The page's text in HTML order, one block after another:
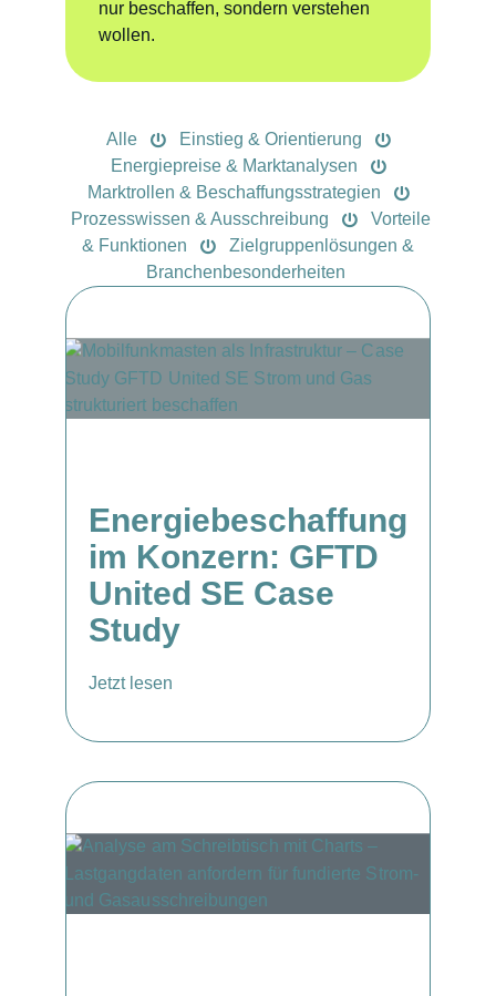
nur beschaffen, sondern verstehen
wollen.
Alle
Einstieg & Orientierung
Energiepreise & Marktanalysen
Marktrollen & Beschaffungsstrategien
Prozesswissen & Ausschreibung
Vorteile
& Funktionen
Zielgruppenlösungen &
Branchenbesonderheiten
Energiebeschaffung
im Konzern: GFTD
United SE Case
Study
Jetzt lesen